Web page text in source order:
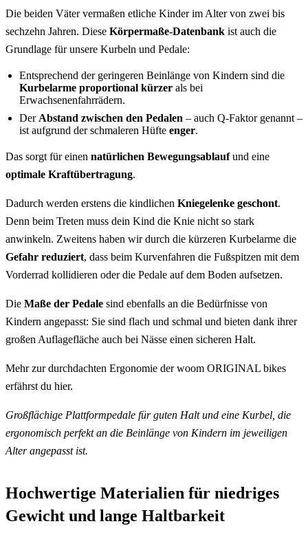
Die beiden Väter vermaßen etliche Kinder im Alter von zwei bis
sechzehn Jahren. Diese Körpermaße-Datenbank ist auch die
Grundlage für unsere Kurbeln und Pedale:
Entsprechend der geringeren Beinlänge von Kindern sind die
Kurbelarme proportional kürzer als bei
Erwachsenenfahrrädern.
Der Abstand zwischen den Pedalen – auch Q-Faktor genannt –
ist aufgrund der schmaleren Hüfte enger.
Das sorgt für einen natürlichen Bewegungsablaufund eine
optimale Kraftübertragung.
Dadurch werden erstens die kindlichen Kniegelenke geschont.
Denn beim Treten muss dein Kind die Knie nicht so stark
anwinkeln. Zweitens haben wir durch die kürzeren Kurbelarme die
Gefahr reduziert, dass beim Kurvenfahren die Fußspitzen mit dem
Vorderrad kollidieren oder die Pedale auf dem Boden aufsetzen.
Die Maße der Pedale sind ebenfalls an die Bedürfnisse von
Kindern angepasst: Sie sind flach und schmal und bieten dank ihrer
großen Auflagefläche auch bei Nässe einen sicheren Halt.
Mehr zur durchdachten Ergonomie der woom ORIGINAL bikes
erfährst du hier.
Großflächige Plattformpedale für guten Halt und eine Kurbel, die
ergonomisch perfekt an die Beinlänge von Kindern im jeweiligen
Alter angepasst ist.
Hochwertige Materialien für niedriges
Gewicht und lange Haltbarkeit